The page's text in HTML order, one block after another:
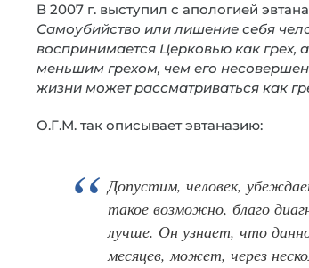
В 2007 г. выступил с апологией
Самоубийство или лишение себя
воспринимается Церковью как грех,
меньшим грехом, чем его
жизни может рассматриваться как
О.Г.М. так описывает эвтаназию:
Допустим, человек,
такое возможно, благо
лучше. Он узнает, что
месяцев, может, через